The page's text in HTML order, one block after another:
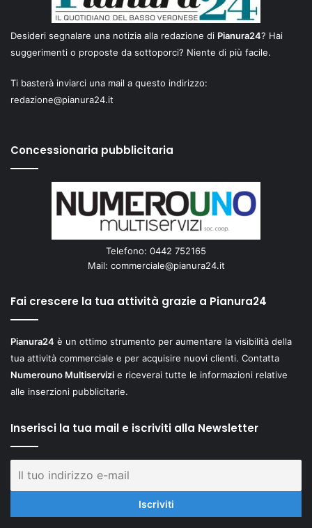
Desideri segnalare una notizia alla redazione di Pianura24? Hai
suggerimenti o proposte da sottoporci? Niente di più facile.
Ti basterà inviarci una mail a questo indirizzo:
redazione@pianura24.it
Concessionaria pubblicitaria
Telefono: 0442 752165
Mail: commerciale@pianura24.it
Fai crescere la tua attività grazie a Pianura24
Pianura24 è un ottimo strumento per aumentare la visibilità della
tua attività commerciale e per acquisire nuovi clienti. Contatta
Numerouno Multiservizi e riceverai tutte le informazioni relative
alle inserzioni pubblicitarie.
Inserisci la tua mail e iscriviti alla Newsletter